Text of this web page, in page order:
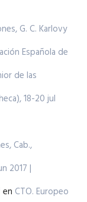
G. C. Karlovy
Española de
de las
18-20 jul
Cab.,
2017 |
en CTO. Europeo